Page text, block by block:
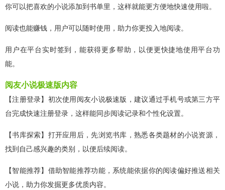
你可以把喜欢的小说添加到书单里，这样就能更方便地快速使用啦。
阅读也能赚钱，用户可以随时使用，助力你更投入地阅读。
用户在平台实时签到，能获得更多帮助，以便更快捷地使用平台功
能。
阅友小说极速版内容
【注册登录】初次使用阅友小说极速版，建议通过手机号或第三方平
台完成快速注册登录，这样能同步阅读记录和个性化设置。
【书库探索】打开应用后，先浏览书库，熟悉各类题材的小说资源，
找到自己感兴趣的类别，以便后续阅读。
【智能推荐】借助智能推荐功能，系统能依据你的阅读偏好推送相关
小说，助力你发掘更多优质内容。